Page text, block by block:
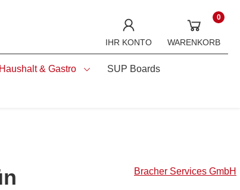
IHR KONTO
0
WARENKORB
Haushalt & Gastro
SUP Boards
Bracher Services GmbH